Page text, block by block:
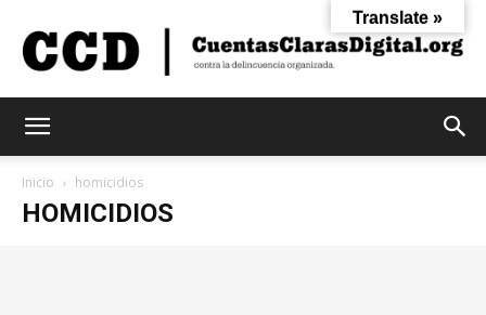
Inicio homicidios
HOMICIDIOS
Translate »